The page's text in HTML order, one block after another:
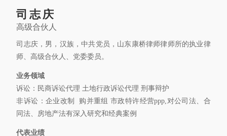
司志庆
高级合伙人
司志庆，男，汉族，中共党员，山东康桥律师律师所的执业律
师、高级合伙人、党委委员。
业务领域
诉讼：民商诉讼代理 土地行政诉讼代理 刑事辩护
非诉讼：企业改制 购并重组 市政特许经营ppp,对公司法、合
同法、房地产法有深入研究和经典案例
代表业绩